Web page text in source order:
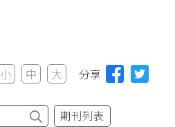
小 中 大 分享
期刊列表